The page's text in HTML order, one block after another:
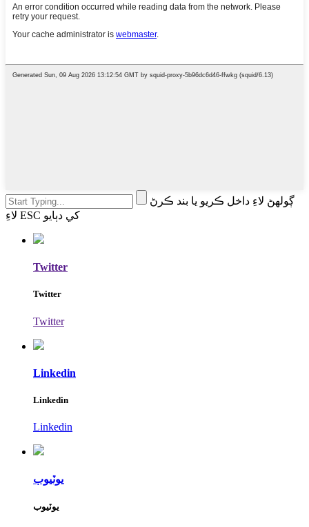
ڳولهڻ لاءِ داخل ڪريو يا بند ڪرڻ
لاءِ ESC کي دٻايو
Twitter
Twitter
Twitter
Linkedin
Linkedin
Linkedin
يوٽيوب
يوٽيوب